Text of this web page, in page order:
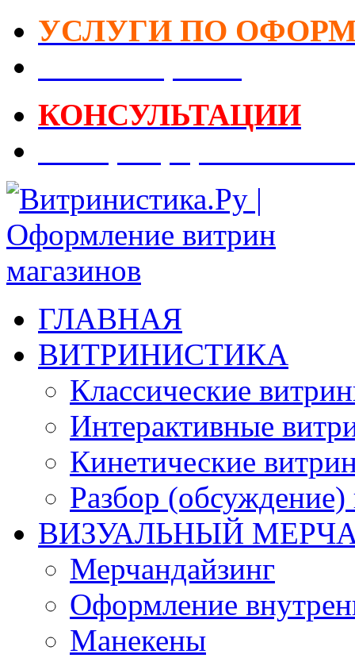
УСЛУГИ ПО
КОНСУЛЬТАЦИИ
ГЛАВНАЯ
ВИТРИНИСТИКА
Классические
Интерактивные
Кинетические
Разбор (обсуждение)
ВИЗУАЛЬНЫЙ
Мерчандайзинг
Оформление
Манекены